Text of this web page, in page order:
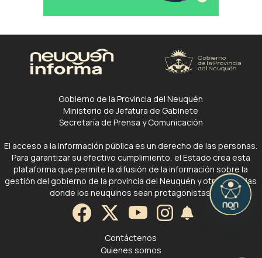
Gobierno de la Provincia del Neuquén
Ministerio de Jefatura de Gabinete
Secretaría de Prensa y Comunicación
El acceso a la información pública es un derecho de las personas.
Para garantizar su efectivo cumplimiento, el Estado crea esta
plataforma que permite la difusión de la información sobre la
gestión del gobierno de la provincia del Neuquén y otras noticias
donde los neuquinos sean protagonistas.
Contáctenos
Quienes somos